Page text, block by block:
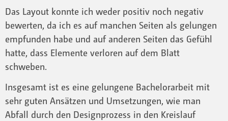
Das Layout konnte ich weder positiv noch negativ
bewerten, da ich es auf manchen Seiten als gelungen
empfunden habe und auf anderen Seiten das Gefühl
hatte, dass Elemente verloren auf dem Blatt
schweben.
Insgesamt ist es eine gelungene Bachelorarbeit mit
sehr guten Ansätzen und Umsetzungen, wie man
Abfall durch den Designprozess in den Kreislauf